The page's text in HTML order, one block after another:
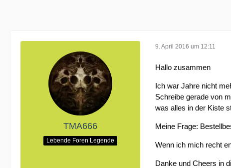
TMA666
Lebende Foren Legende
9. April 2016 um 12:11
Hallo zusammen
Ich war Jahre nicht
Schreibe gerade von
was alles in der Kiste
Meine Frage:
Wenn ich mich recht
Danke und Cheers in